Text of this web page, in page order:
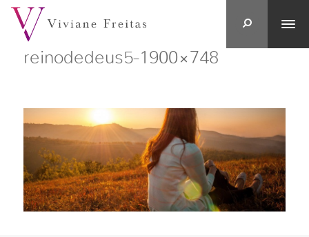
reinodedeus5-1900×748